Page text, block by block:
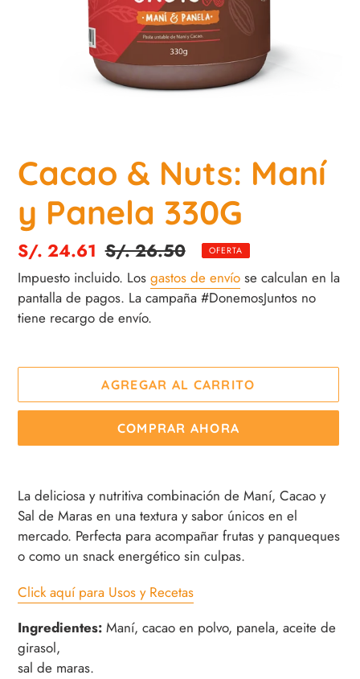
Cacao & Nuts: Maní
y Panela 330G
Precio
de
venta
S/. 24.61 Precio
habitual
S/. 26.50 OFERTA
Impuesto incluido. Los gastos de envío se calculan en la
pantalla de pagos. La campaña #DonemosJuntos no
tiene recargo de envío.
AGREGAR AL CARRITO
COMPRAR AHORA
el
producto
a
tu
de
La deliciosa y nutritiva combinación de Maní, Cacao y
Sal de Maras en una textura y sabor únicos en el
mercado. Perfecta para acompañar frutas y panqueques
o como un snack energético sin culpas.
Click aquí para Usos y Recetas
Ingredientes: Maní, cacao en polvo, panela, aceite de
girasol,
sal de maras.